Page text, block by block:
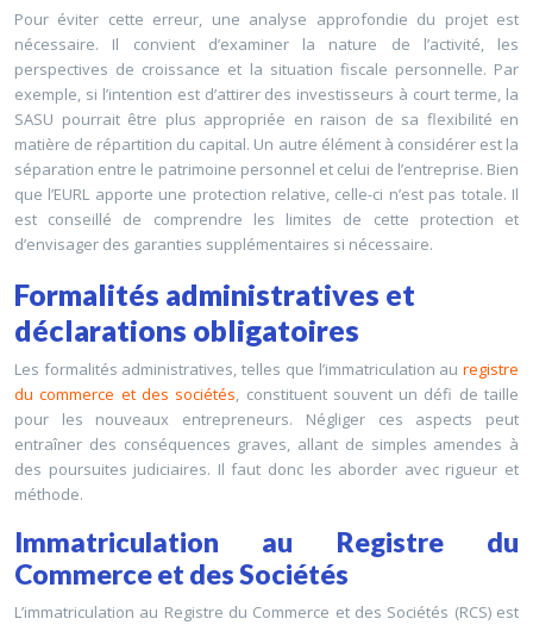
Pour éviter cette erreur, une analyse approfondie du projet est
nécessaire. Il convient d’examiner la nature de l’activité, les
perspectives de croissance et la situation fiscale personnelle. Par
exemple, si l’intention est d’attirer des investisseurs à court terme, la
SASU pourrait être plus appropriée en raison de sa flexibilité en
matière de répartition du capital. Un autre élément à considérer est la
séparation entre le patrimoine personnel et celui de l’entreprise. Bien
que l’EURL apporte une protection relative, celle-ci n’est pas totale. Il
est conseillé de comprendre les limites de cette protection et
d’envisager des garanties supplémentaires si nécessaire.
Formalités administratives et
déclarations obligatoires
Les formalités administratives, telles que l’immatriculation au registre
du commerce et des sociétés, constituent souvent un défi de taille
pour les nouveaux entrepreneurs. Négliger ces aspects peut
entraîner des conséquences graves, allant de simples amendes à
des poursuites judiciaires. Il faut donc les aborder avec rigueur et
méthode.
Immatriculation au Registre du
Commerce et des Sociétés
L’immatriculation au Registre du Commerce et des Sociétés (RCS) est